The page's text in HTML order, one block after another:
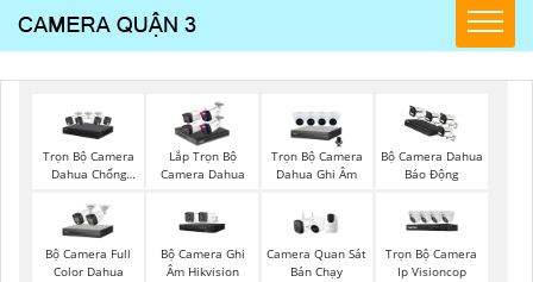
Trọn Bộ Camera
Dahua Chống
Lắp Trọn Bộ
Camera Dahua
Trọn Bộ Camera
Dahua Ghi Âm
Bộ Camera Dahua
Báo Động
Bộ Camera Full
Color Dahua
Bộ Camera Ghi
Âm Hikvision
Camera Quan Sát
Bán Chạy
Trọn Bộ Camera
Ip Visioncop